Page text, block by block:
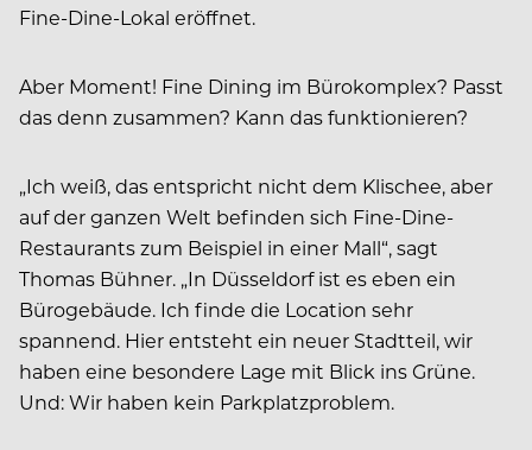
Fine-Dine-Lokal eröffnet.
Aber Moment! Fine Dining im Bürokomplex? Passt
das denn zusammen? Kann das funktionieren?
„Ich weiß, das entspricht nicht dem Klischee, aber
auf der ganzen Welt befinden sich Fine-Dine-
Restaurants zum Beispiel in einer Mall“, sagt
Thomas Bühner. „In Düsseldorf ist es eben ein
Bürogebäude. Ich finde die Location sehr
spannend. Hier entsteht ein neuer Stadtteil, wir
haben eine besondere Lage mit Blick ins Grüne.
Und: Wir haben kein Parkplatzproblem.